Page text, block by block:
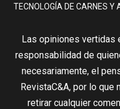
TECNOLOGÍA DE CARNES Y
Las opiniones vertidas
responsabilidad de
necesariamente, el
RevistaC&A, por lo
retirar cualquier